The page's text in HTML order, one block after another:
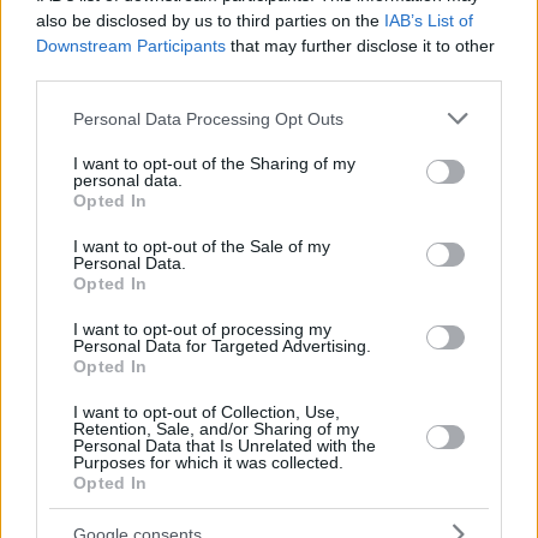
also be disclosed by us to third parties on the IAB’s List of
Downstream Participants that may further disclose it to other
Please note that this website/app uses one or more Google
not limited to your visit or usage behaviour. You may click to
grant or deny consent to Google and its third-party tags to
use your data for below specified purposes in below Google
consent section.
Personal Data Processing Opt Outs
I want to opt-out of the Sharing of my
personal data.
Opted In
I want to opt-out of the Sale of my
Personal Data.
Opted In
I want to opt-out of processing my
Personal Data for Targeted Advertising.
Opted In
I want to opt-out of Collection, Use,
Retention, Sale, and/or Sharing of my
Personal Data that Is Unrelated with the
Purposes for which it was collected.
Opted In
Google consents
Restano solo un paio di settimane al potere per il premier
Gábor Török, uno dei più rispettati e precisi analisti politici
ungheresi, sostiene che due istituti che hanno azzeccato i
risultati delle ultime elezioni non possono essere entrambi così
Se è vero, a Viktor Orbán restano poche settimane di
che fornirebbe il prossimo Primo Ministro dell’Ungheria.
Per saperne di più sulleelezioni del 2026, la invitiamo a
leggere con noi:
Reuters:Trump teme di appoggiare un potenziale